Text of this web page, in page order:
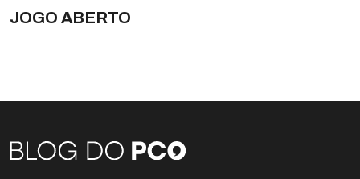
JOGO ABERTO